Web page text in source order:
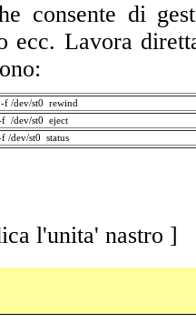
consente di
ecc. Lavora
f /dev/st0 rewind
f /dev/st0 eject
/dev/st0 status
l'unita' nastro ]